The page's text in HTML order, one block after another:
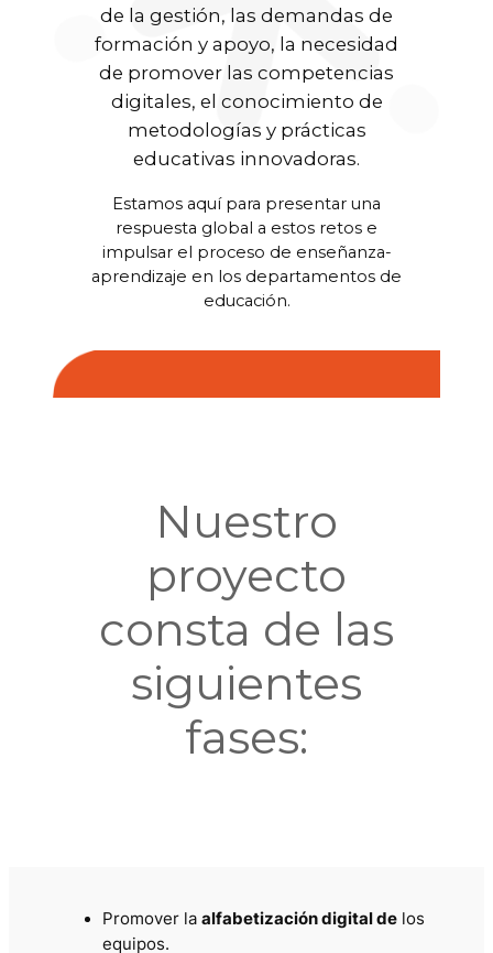
de la gestión, las demandas de
formación y apoyo, la necesidad
de promover las competencias
digitales, el conocimiento de
metodologías y prácticas
educativas innovadoras.
Estamos aquí para presentar una
respuesta global a estos retos e
impulsar el proceso de enseñanza-
aprendizaje en los departamentos de
educación.
Nuestro
proyecto
consta de las
siguientes
fases:
Promover la alfabetización digital delos
equipos.